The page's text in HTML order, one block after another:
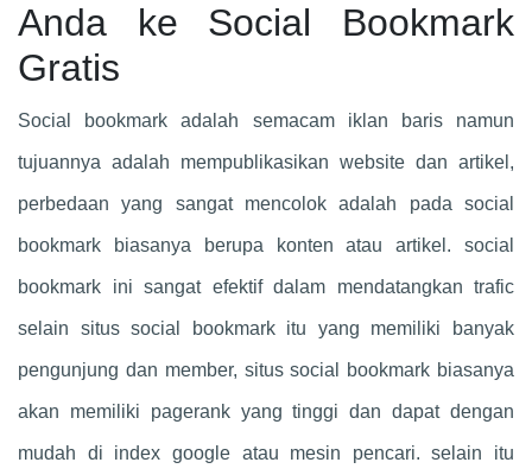
Anda ke Social Bookmark
Gratis
Social bookmark adalah semacam iklan baris namun
tujuannya adalah mempublikasikan website dan artikel,
perbedaan yang sangat mencolok adalah pada social
bookmark biasanya berupa konten atau artikel. social
bookmark ini sangat efektif dalam mendatangkan trafic
selain situs social bookmark itu yang memiliki banyak
pengunjung dan member, situs social bookmark biasanya
akan memiliki pagerank yang tinggi dan dapat dengan
mudah di index google atau mesin pencari. selain itu